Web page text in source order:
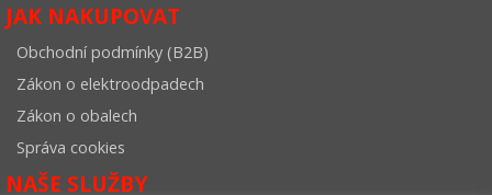
JAK NAKUPOVAT
Obchodní podmínky (B2B)
Zákon o elektroodpadech
Zákon o obalech
Správa cookies
NAŠE SLUŽBY